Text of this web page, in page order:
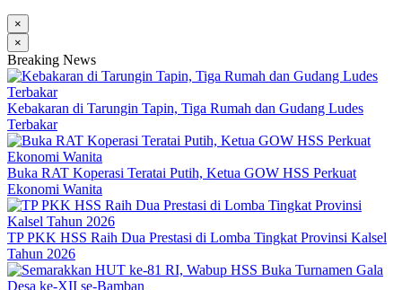
×
×
Breaking News
Kebakaran di Tarungin Tapin, Tiga Rumah dan Gudang Ludes
Terbakar
Buka RAT Koperasi Teratai Putih, Ketua GOW HSS Perkuat
Ekonomi Wanita
TP PKK HSS Raih Dua Prestasi di Lomba Tingkat Provinsi Kalsel
Tahun 2026